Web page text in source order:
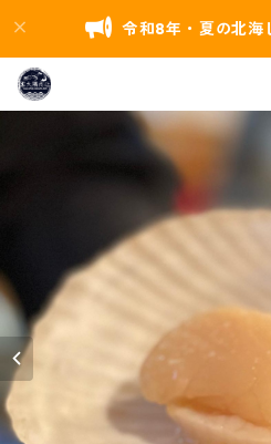
令和8年・夏の北海